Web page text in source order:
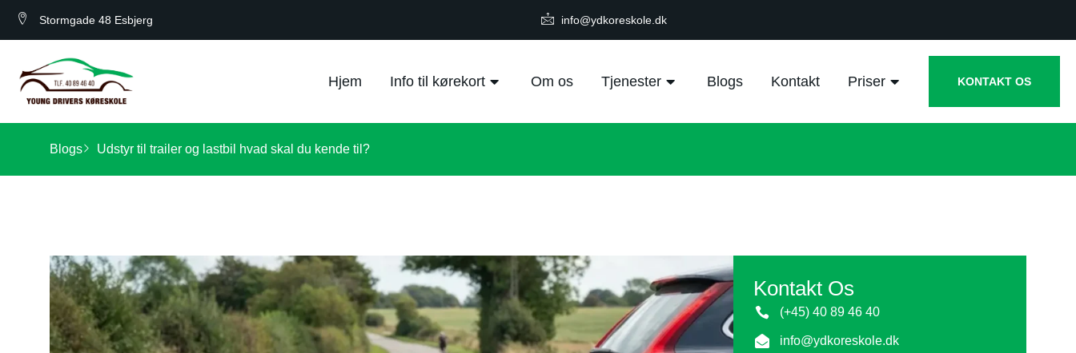
Stormgade 48 Esbjerg info@ydkoreskole.dk
Hjem Info til kørekort Om os Tjenester Blogs Kontakt Priser KONTAKT OS
Blogs Udstyr til trailer og lastbil hvad skal du kende til?
Kontakt Os
(+45) 40 89 46 40
info@ydkoreskole.dk